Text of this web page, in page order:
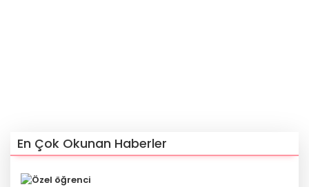
En Çok Okunan Haberler